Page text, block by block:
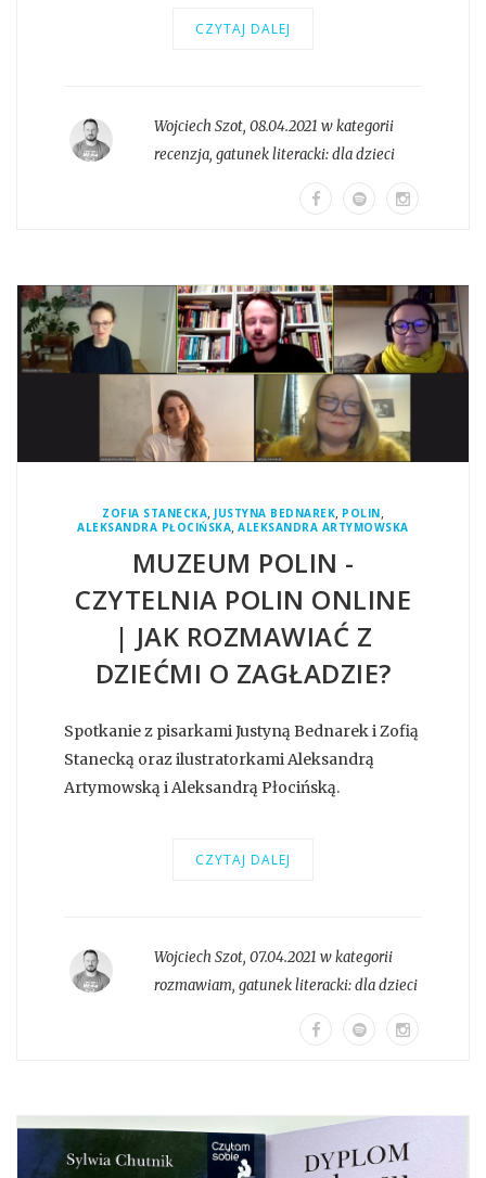
CZYTAJ DALEJ
Wojciech Szot, 08.04.2021 w kategorii
recenzja, gatunek literacki:dla dzieci
ZOFIA STANECKA, JUSTYNA BEDNAREK, POLIN,
ALEKSANDRA PŁOCIŃSKA,ALEKSANDRA ARTYMOWSKA
MUZEUM POLIN -
CZYTELNIA POLIN ONLINE
| JAK ROZMAWIAĆ Z
DZIEĆMI O ZAGŁADZIE?
Spotkanie z pisarkami Justyną Bednarek i Zofią
Stanecką oraz ilustratorkami Aleksandrą
Artymowską i Aleksandrą Płocińską.
CZYTAJ DALEJ
Wojciech Szot, 07.04.2021 w kategorii
rozmawiam, gatunek literacki:dla dzieci